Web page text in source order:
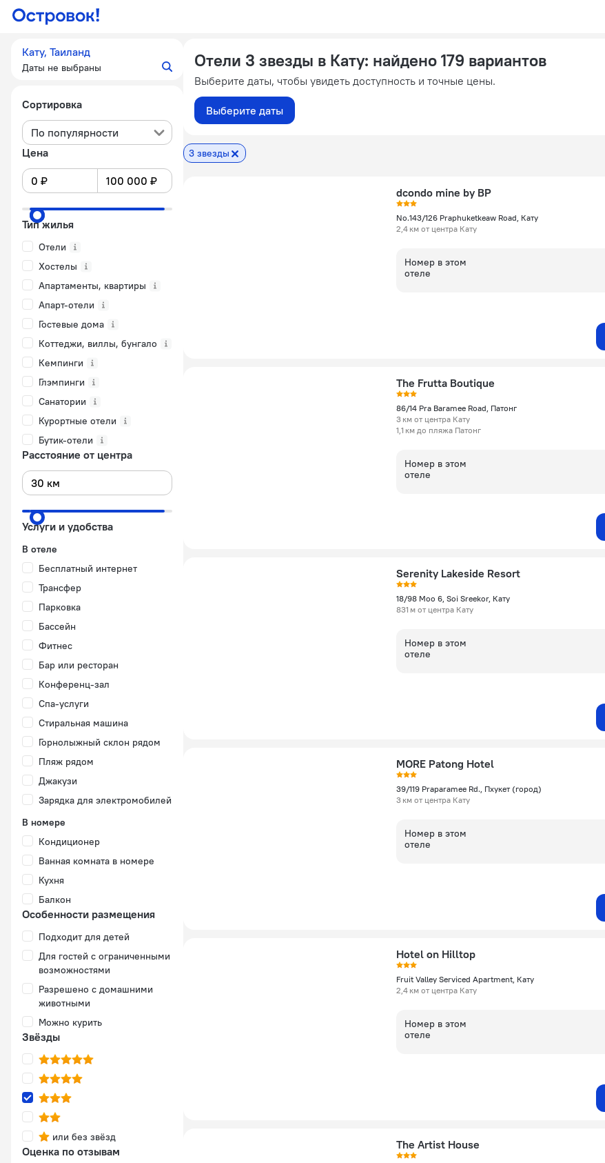
Кату, Таиланд
Даты не выбраны
Сортировка
По популярности
Цена
Тип жилья
Отели
Хостелы
Апартаменты, квартиры
Апарт-отели
Гостевые дома
Коттеджи, виллы, бунгало
Кемпинги
Глэмпинги
Санатории
Курортные отели
Бутик-отели
Расстояние от центра
Услуги и удобства
В отеле
Бесплатный интернет
Трансфер
Парковка
Бассейн
Фитнес
Бар или ресторан
Конференц-зал
Спа-услуги
Стиральная машина
Горнолыжный склон рядом
Пляж рядом
Джакузи
Зарядка для электромобилей
В номере
Кондиционер
Ванная комната в номере
Кухня
Балкон
Особенности размещения
Подходит для детей
Для гостей с ограниченными
возможностями
Разрешено с домашними
животными
Можно курить
Звёзды
или без звёзд
Оценка по отзывам
Отели 3 звезды в Кату: найдено 179 вариантов
Выберите даты, чтобы увидеть доступность и точные цены.
Выберите даты
3 звезды
dcondo mine by BP
No.143/126 Praphuketkeaw Road, Кату
2,4 км от центра Кату
Номер в этом
отеле
The Frutta Boutique
86/14 Pra Baramee Road, Патонг
3 км от центра Кату
1,1 км до пляжа Патонг
Номер в этом
отеле
Serenity Lakeside Resort
18/98 Moo 6, Soi Sreekor, Кату
831 м от центра Кату
Номер в этом
отеле
MORE Patong Hotel
39/119 Praparamee Rd., Пхукет (город)
3 км от центра Кату
Номер в этом
отеле
Hotel on Hilltop
Fruit Valley Serviced Apartment, Кату
2,4 км от центра Кату
Номер в этом
отеле
The Artist House